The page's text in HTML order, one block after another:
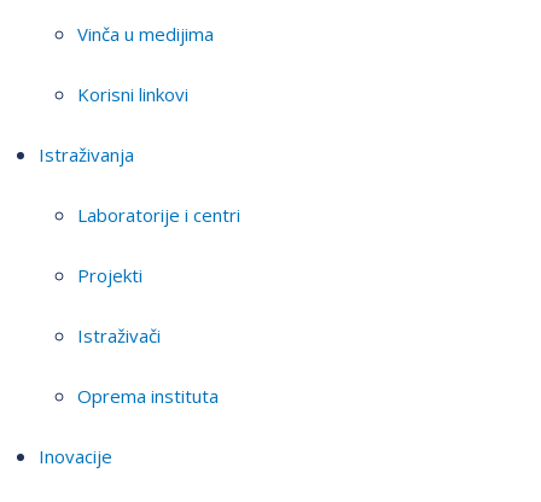
Vinča u medijima
Korisni linkovi
Istraživanja
Laboratorije i centri
Projekti
Istraživači
Oprema instituta
Inovacije